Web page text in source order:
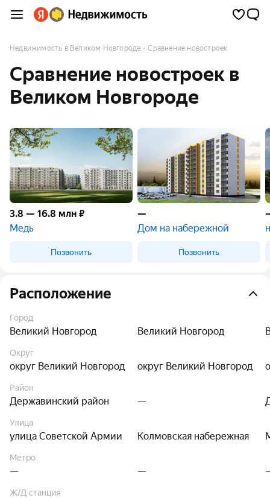
Сравнение новостроек
Недвижимость в Великом Новгороде
Сравнение новостроек в
Великом Новгороде
3.8 — 16.8 млн ₽ —
Медь
Дом на набережной
Позвонить Позвонить
Расположение
Город
Великий Новгород Великий Новгород
Округ
округ Великий Новгород округ Великий Новгород
Район
Державинский район —
Улица
улица Советской Армии Колмовская набережная
Метро
— —
Ж/Д станция